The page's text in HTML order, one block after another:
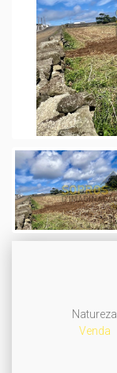
Natureza
Venda